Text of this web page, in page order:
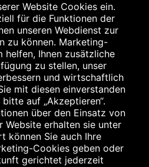
(AEP). Der AEP ist keine
der Hersteller. Der AEP ist
gebrachter Preis für
entspricht in der Höhe dem für
zu dem eine
(z.B. bei Kindern unter 12
gesetzlichen
Der AEP ist der allgemeine
Kostenübernahme durch die
vor Abzug eines
Website Cookies ein.
für die Funktionen der
unseren Webdienst zur
zu können. Marketing-
helfen, Ihnen zusätzliche
zu stellen, unser
und wirtschaftlich
mit diesen einverstanden
auf „Akzeptieren“.
über den Einsatz von
Website erhalten sie unter
können Sie auch Ihre
Cookies geben oder
gerichtet jederzeit